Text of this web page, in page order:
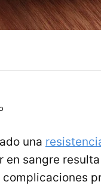
una
sangre